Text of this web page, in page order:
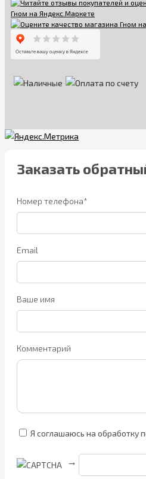
Заказать
Номер телефона*
Email
Ваше имя
Комментарий
Я соглашаюсь на обработку
→